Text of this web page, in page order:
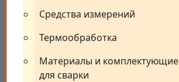
Средства измерений
Термообработка
Материалы и комплектующие
для сварки